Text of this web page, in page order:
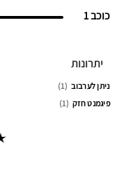
כוכב 1
יתרונות
ניתן לערבוב
1
פיגמנט חזק
1